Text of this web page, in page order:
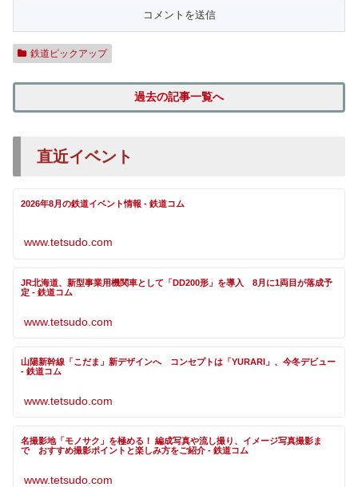
鉄道ピックアップ
過去の記事一覧へ
直近イベント
2026年8月の鉄道イベント情報 - 鉄道コム
www.tetsudo.com
JR北海道、新型事業用機関車として「DD200形」を導入 8月に1両目が落成予
定 - 鉄道コム
www.tetsudo.com
山陽新幹線「こだま」新デザインへ コンセプトは「YURARI」、今冬デビュー
- 鉄道コム
www.tetsudo.com
名撮影地「モノサク」を極める！ 編成写真や流し撮り、イメージ写真撮影ま
で おすすめ撮影ポイントと楽しみ方をご紹介 - 鉄道コム
www.tetsudo.com